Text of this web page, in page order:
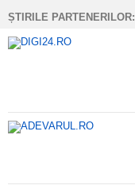
ȘTIRILE PARTENERILOR: